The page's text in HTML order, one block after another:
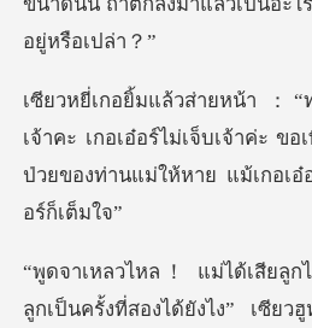
าคะ เกอเอ๋อร์ไม่เจ็บเจ้าค่ะ ขอ
ป่วยข
ลูกเป็นครั้งที่สองได้ยังไง